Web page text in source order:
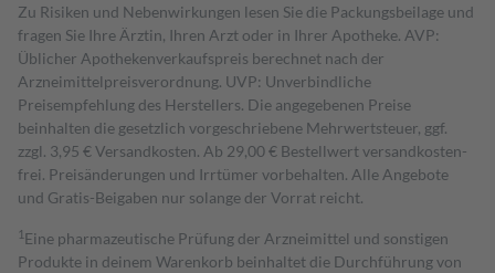
Zu Risiken und Nebenwirkungen lesen Sie die Packungsbeilage und
fragen Sie Ihre Ärztin, Ihren Arzt oder in Ihrer Apotheke. AVP:
Üblicher Apothekenverkaufspreis berechnet nach der
Arzneimittelpreisverordnung. UVP: Unverbindliche
Preisempfehlung des Herstellers. Die angegebenen Preise
beinhalten die gesetzlich vorgeschriebene Mehrwertsteuer, ggf.
zzgl. 3,95 € Versandkosten. Ab 29,00 € Bestell­wert versand­kosten­
frei. Preisänderungen und Irrtümer vorbehalten. Alle Angebote
und Gratis-Beigaben nur solange der Vorrat reicht.
1 Eine pharmazeutische Prüfung der Arzneimittel und sonstigen
Produkte in deinem Warenkorb beinhaltet die Durchführung von